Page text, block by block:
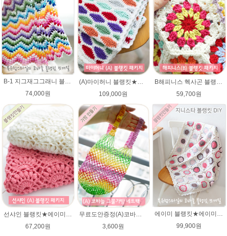
74,000원
109,000원
59,700원
선샤인 블랭킷★에이미울 뜨개실 DIY 아기이불 코바늘뜨기/베이비 이불뜨기 / 손뜨개블랭킷 부드러운 털실
67,200원
무료도안증정(A)코바늘 그물가방 네트백 패키지 (종이도안+ 엘레강스 1타래)/코바늘가방/코바늘 그물가방 도안/그물백 니트가방/면사/여름뜨개실 미스바틱/코바늘뜨기
3,600원
에이미 블랭킷★에이미울 뜨개실DIY 북유럽블랭킷 코바늘뜨기/손뜨개블랭킷 부드러운 털실
99,900원